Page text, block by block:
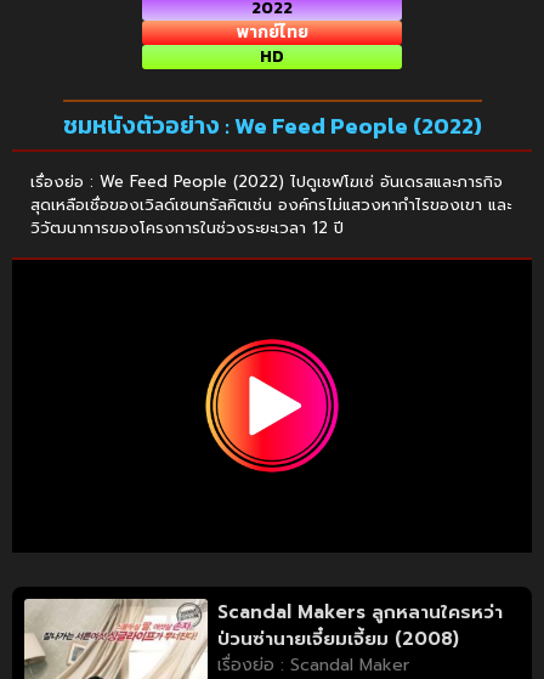
2022
พากย์ไทย
HD
ชมหนังตัวอย่าง : We Feed People (2022)
เรื่องย่อ : We Feed People (2022) ไปดูเชฟโฆเซ่ อันเดรสและภารกิจ
สุดเหลือเชื่อของเวิลด์เซนทรัลคิตเช่น องค์กรไม่แสวงหากำไรของเขา และ
วิวัฒนาการของโครงการในช่วงระยะเวลา 12 ปี
Scandal Makers ลูกหลานใครหว่า
ป่วนซ่านายเจี๋ยมเจี้ยม (2008)
เรื่องย่อ : Scandal Maker